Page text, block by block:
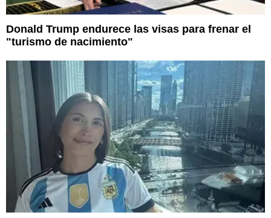
Donald Trump endurece las visas para frenar el
"turismo de nacimiento"